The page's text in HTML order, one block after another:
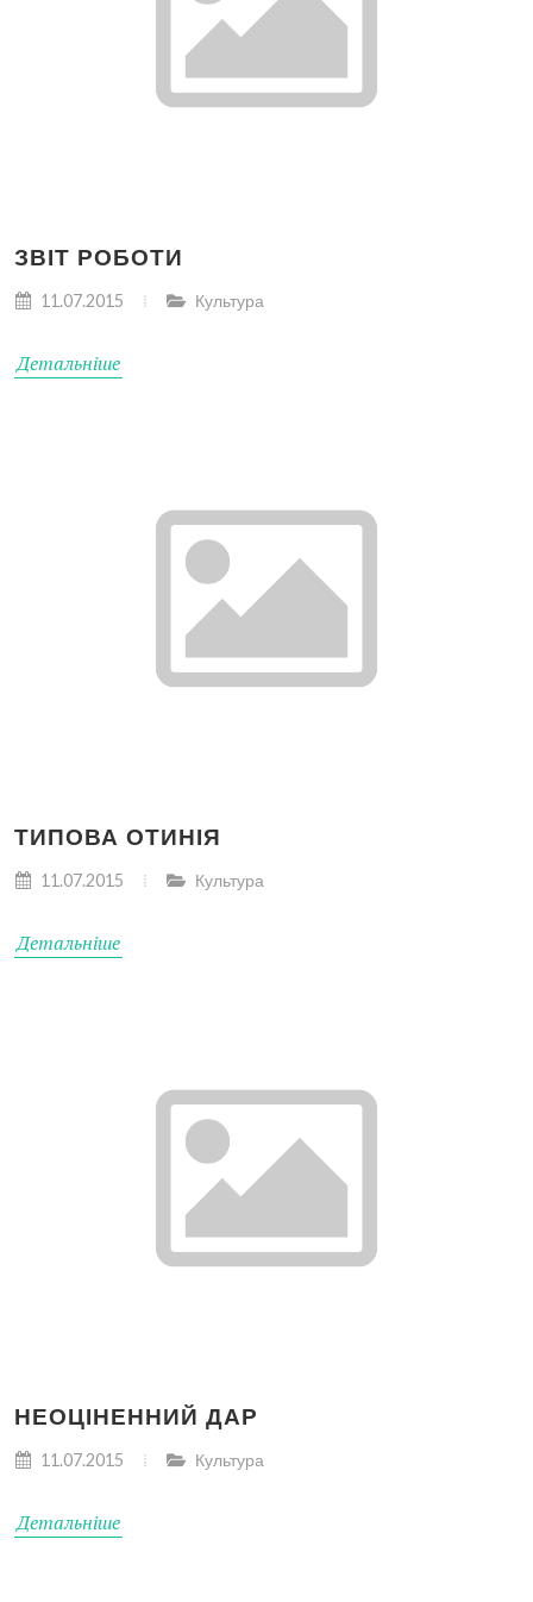
ЗВІТ РОБОТИ
11.07.2015 Культура
Детальніше
ТИПОВА ОТИНІЯ
11.07.2015 Культура
Детальніше
НЕОЦІНЕННИЙ ДАР
11.07.2015 Культура
Детальніше